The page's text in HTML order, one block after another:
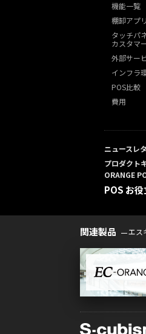
機能一覧
棚卸アプリ
タッチパ
カスタマ
外部サー
インフラ
POS比較
費用
ニュースレ
プロダクト
ORANGE
POS お
関連製品 エス